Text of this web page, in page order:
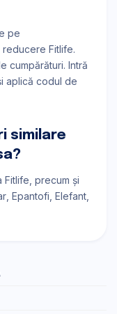
pe
Fitlife.
cumpărături. Intră
aplică codul de
similare
precum și
Epantofi Elefant